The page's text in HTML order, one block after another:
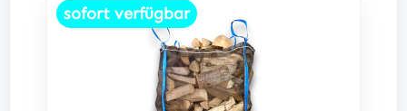
sofort verfügbar